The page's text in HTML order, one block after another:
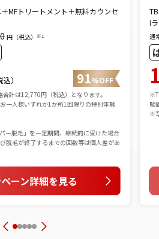
MFトリートメント＋無料カウンセ
円（税込） ※1
） 91%OFF
計は12,770円（税込）となります。
一人様いずれか1か所1回限りの特別体験
ー脱毛」を一定期間、継続的に受けた場合
脱毛が終了するまでの回数等は個人差があ
ーン詳細を見る
I
通
験
※